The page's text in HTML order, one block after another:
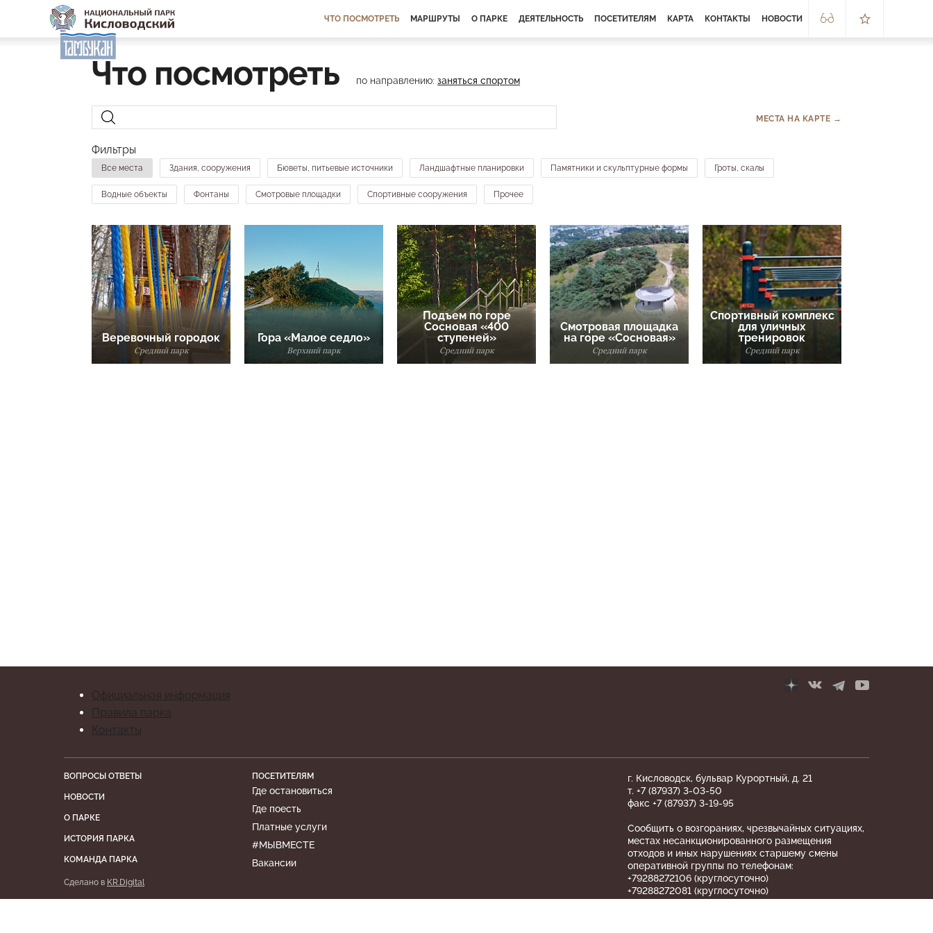
ЧТО ПОСМОТРЕТЬ МАРШРУТЫ О ПАРКЕ ДЕЯТЕЛЬНОСТЬ ПОСЕТИТЕЛЯМ КАРТА КОНТАКТЫ НОВОСТИ
Что посмотреть по направлению: заняться спортом
МЕСТА НА КАРТЕ →
Фильтры
Все места Здания, сооружения Бюветы, питьевые источники Ландшафтные планировки Памятники и скульптурные формы Гроты, скалы
Водные объекты Фонтаны Смотровые площадки Спортивные сооружения Прочее
Веревочный городок
Средний парк
Гора «Малое седло»
Верхний парк
Подъем по горе
Сосновая «400
ступеней»
Средний парк
Смотровая площадка
на горе «Сосновая»
Средний парк
Спортивный комплекс
для уличных
тренировок
Средний парк
Официальная информация
Правила парка
Контакты
ВОПРОСЫ ОТВЕТЫ
НОВОСТИ
О ПАРКЕ
ИСТОРИЯ ПАРКА
КОМАНДА ПАРКА
ПОСЕТИТЕЛЯМ
Где остановиться
Где поесть
Платные услуги
#МЫВМЕСТЕ
Вакансии
Сделано в KR.Digital
г. Кисловодск, бульвар Курортный, д. 21
т. +7 (87937) 3-03-50
факс +7 (87937) 3-19-95
Сообщить о возгораниях, чрезвычайных ситуациях,
местах несанкционированного размещения
отходов и иных нарушениях старшему смены
оперативной группы по телефонам:
+79288272106 (круглосуточно)
+79288272081 (круглосуточно)